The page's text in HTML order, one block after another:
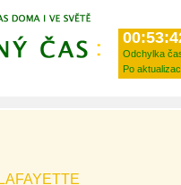
Odchylka
Po